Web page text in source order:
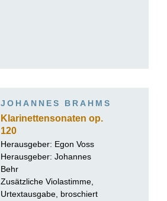
JOHANNES BRAHMS
Klarinettensonaten op.
120
Herausgeber: Egon Voss
Herausgeber: Johannes
Behr
Zusätzliche Violastimme,
Urtextausgabe, broschiert